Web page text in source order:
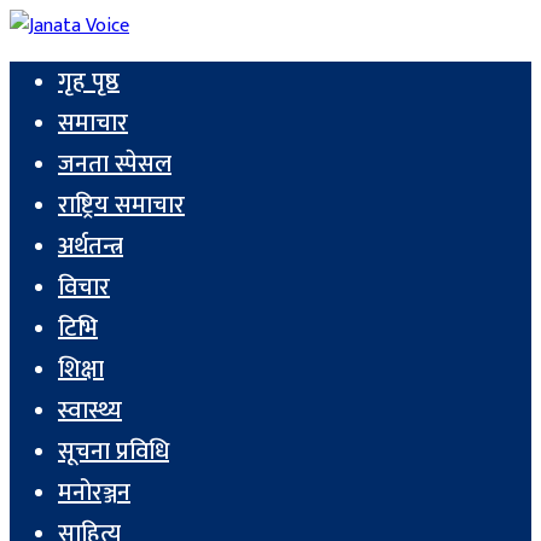
गृह पृष्ठ
समाचार
जनता स्पेसल
राष्ट्रिय समाचार
अर्थतन्त्र
विचार
टिभि
शिक्षा
स्वास्थ्य
सूचना प्रविधि
मनोरञ्जन